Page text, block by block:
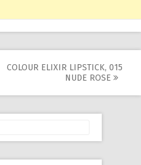
COLOUR ELIXIR LIPSTICK, 015
NUDE ROSE